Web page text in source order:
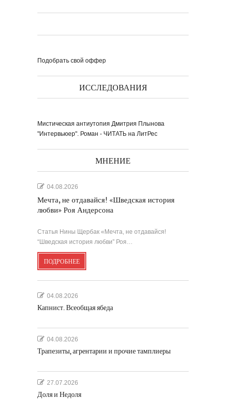
Подобрать свой оффер
ИССЛЕДОВАНИЯ
Мистическая антиутопия Дмитрия Плынова
"Интервьюер". Роман - ЧИТАТЬ на ЛитРес
МНЕНИЕ
04.08.2026
Мечта, не отдавайся! «Шведская история
любви» Роя Андерсона
Статья Нины Щербак «Мечта, не отдавайся!
“Шведская история любви” Роя…
ПОДРОБНЕЕ
04.08.2026
Капнист. Всеобщая ябеда
04.08.2026
Трапезиты, агрентарии и прочие тамплиеры
27.07.2026
Доля и Недоля